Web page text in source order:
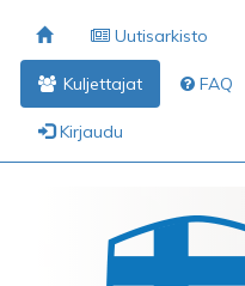
Uutisarkisto
Kuljettajat FAQ
Kirjaudu